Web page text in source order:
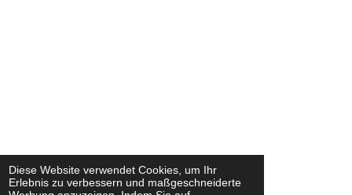
Diese Website verwendet Cookies, um Ihr
Erlebnis zu verbessern und maßgeschneiderte